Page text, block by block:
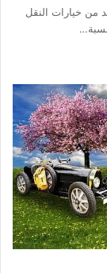
اولا هناك العديد من خيارات النقل